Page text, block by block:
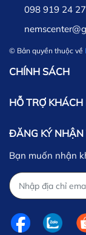
098 919 24 27
© Bản quyền thuộc về
CHÍNH SÁCH
HỖ TRỢ KHÁCH
ĐĂNG KÝ NHẬN
Bạn muốn nhận